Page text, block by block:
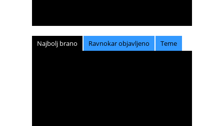
Najbolj brano Ravnokar objavljeno Teme